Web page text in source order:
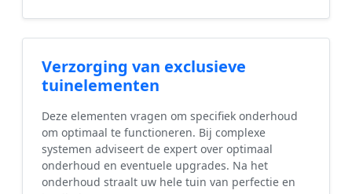
Verzorging van exclusieve
tuinelementen
Deze elementen vragen om specifiek onderhoud
om optimaal te functioneren. Bij complexe
systemen adviseert de expert over optimaal
onderhoud en eventuele upgrades. Na het
onderhoud straalt uw hele tuin van perfectie en